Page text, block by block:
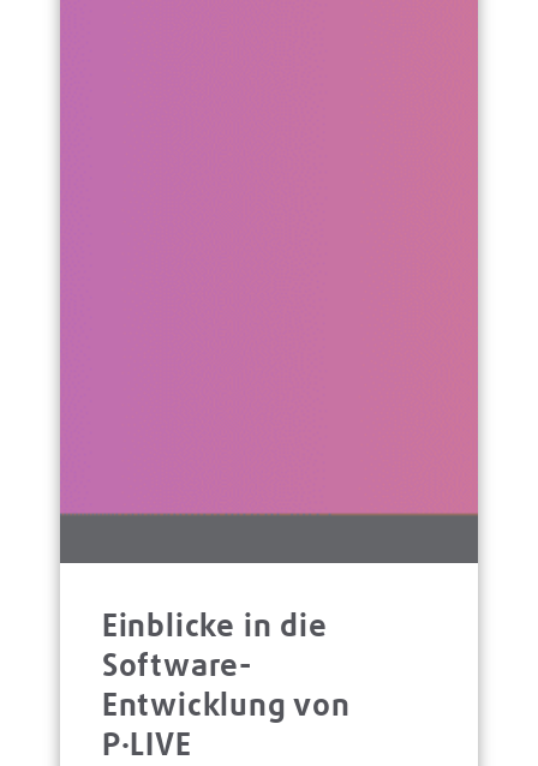
Einblicke in die
Software-
Entwicklung von
P·LIVE